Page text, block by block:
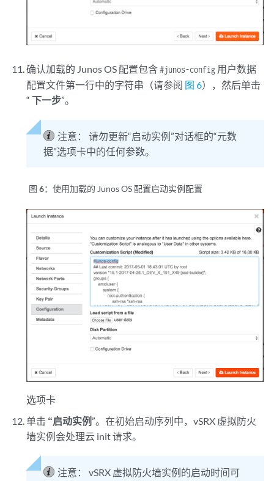
确认加载的 Junos OS 配置包含#junos-config 用户数据
配置文件第一行中的字符串（请参阅 图 6），然后单击
“ 下一步”。
注意：
请勿更新“启动实例”对话框的“元数
据”选项卡中的任何参数。
图 6：使用加载的 Junos OS 配置启动实例配置
选项卡
单击 “启动实例 ”。在初始启动序列中，vSRX 虚拟防火
墙实例会处理云 init 请求。
注意：
vSRX 虚拟防火墙实例的启动时间可